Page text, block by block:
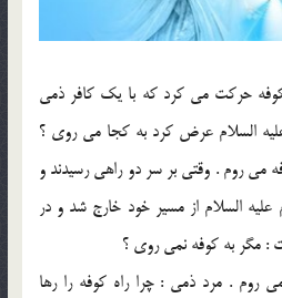
حركت مي كرد كه با يك كافر ذمي
السلام عرض كرد به كجا مي روي ؟
مي روم . وقتي بر سر دو راهي رسيدند و
عليه السلام از مسير خود خارج شد و در
: مگر به كوفه نمي روي ؟
روم . مرد ذمي : چرا راه كوفه را رها